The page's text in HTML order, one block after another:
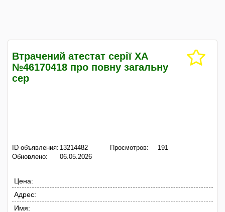
Втрачений атестат серії ХА
№46170418 про повну загальну
сер
ID объявления: 13214482
Обновлено:
06.05.2026
Просмотров: 191
Цена:
Адрес:
Имя: